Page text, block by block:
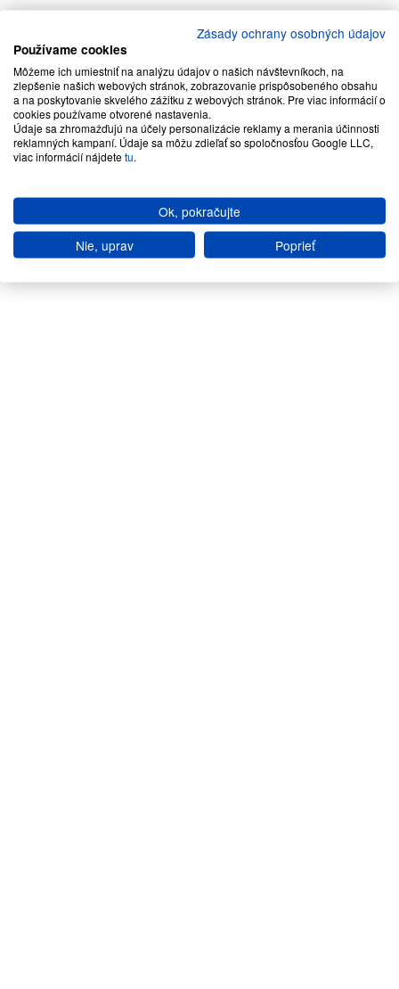
Zásady ochrany osobných údajov
Používame cookies
Môžeme ich umiestniť na analýzu údajov o našich návštevníkoch, na
zlepšenie našich webových stránok, zobrazovanie prispôsobeného obsahu
a na poskytovanie skvelého zážitku z webových stránok. Pre viac informácií o
cookies používame otvorené nastavenia.
Údaje sa zhromažďujú na účely personalizácie reklamy a merania účinnosti
reklamných kampaní. Údaje sa môžu zdieľať so spoločnosťou Google LLC,
viac informácií nájdetetu
Ok, pokračujte
Nie, uprav
Poprieť